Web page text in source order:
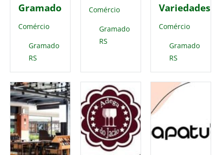
Gramado
Comércio
Gramado
RS
Comércio
Gramado
RS
Variedades
Comércio
Gramado
RS